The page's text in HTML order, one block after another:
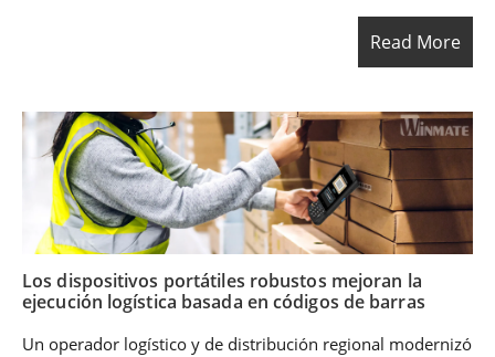
Shelf Label) en zonas clave de almacenamiento y picking.
Al integrar el MC432 con el sistema de gestión de
almacenes (WMS) existente a través de RF y middleware
procesos basados en papel y las instrucciones estáticas de
estantería por flujos de trabajo en tiempo real, basados en
escaneo y guiados visualmente. El resultado fue una mayor
visibilidad operativa, mejor trazabilidad y mayor precisión
en los envíos a lo largo del ciclo del almacén.
Read More
Los dispositivos portátiles robustos mejoran la
ejecución logística basada en códigos de barras
Un operador logístico y de distribución regional modernizó